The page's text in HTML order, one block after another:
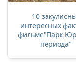
10
интересных
фильме"Парк
периода"